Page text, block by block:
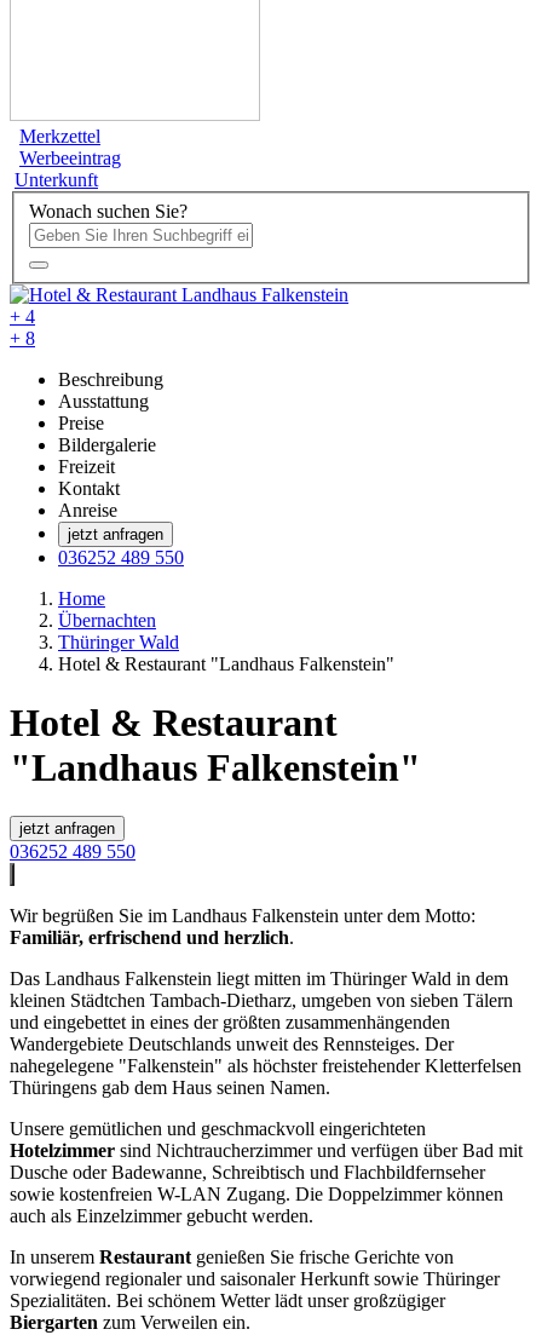
Merkzettel
Werbeeintrag
Unterkunft
Wonach suchen Sie?
+ 4
+ 8
Beschreibung
Ausstattung
Preise
Bildergalerie
Freizeit
Kontakt
Anreise
jetzt anfragen
036252 489 550
Home
Übernachten
Thüringer Wald
Hotel & Restaurant "Landhaus Falkenstein"
Hotel & Restaurant
"Landhaus Falkenstein"
jetzt anfragen
036252 489 550
Wir begrüßen Sie im Landhaus Falkenstein unter dem Motto:
Familiär, erfrischend und herzlich.
Das Landhaus Falkenstein liegt mitten im Thüringer Wald in dem
kleinen Städtchen Tambach-Dietharz, umgeben von sieben Tälern
und eingebettet in eines der größten zusammenhängenden
Wandergebiete Deutschlands unweit des Rennsteiges. Der
nahegelegene "Falkenstein" als höchster freistehender Kletterfelsen
Thüringens gab dem Haus seinen Namen.
Unsere gemütlichen und geschmackvoll eingerichteten
Hotelzimmer sind Nichtraucherzimmer und verfügen über Bad mit
Dusche oder Badewanne, Schreibtisch und Flachbildfernseher
sowie kostenfreien W-LAN Zugang. Die Doppelzimmer können
auch als Einzelzimmer gebucht werden.
In unserem Restaurantgenießen Sie frische Gerichte von
vorwiegend regionaler und saisonaler Herkunft sowie Thüringer
Spezialitäten. Bei schönem Wetter lädt unser großzügiger
Biergarten zum Verweilen ein.